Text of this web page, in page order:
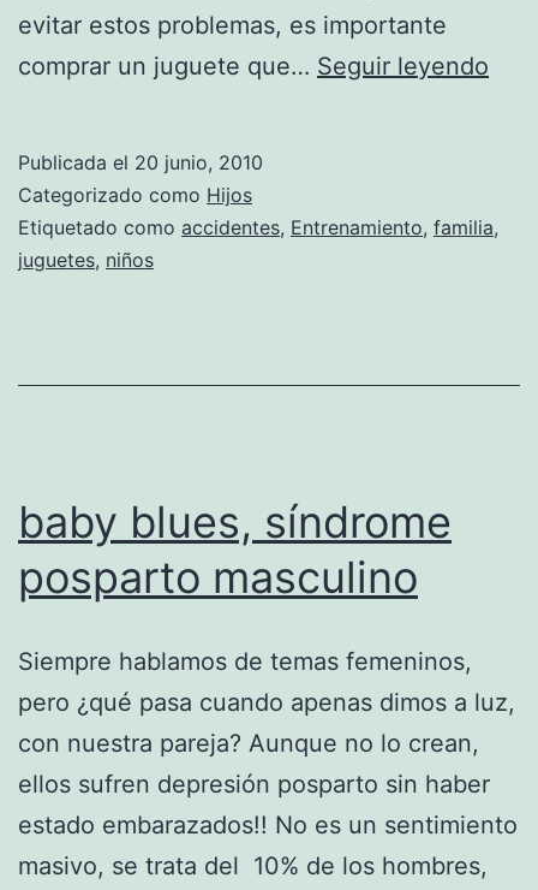
evitar estos problemas, es importante
comprar un juguete que… Seguir leyendo
para
Publicada el 20 junio, 2010
Categorizado como Hijos
Etiquetado como accidentes, Entrenamiento, familia,
juguetes, niños
baby blues, síndrome
posparto masculino
Siempre hablamos de temas femeninos,
pero ¿qué pasa cuando apenas dimos a luz,
con nuestra pareja? Aunque no lo crean,
ellos sufren depresión posparto sin haber
estado embarazados!! No es un sentimiento
masivo, se trata del 10% de los hombres,